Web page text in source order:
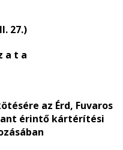
27.)
a t a
az Érd, Fuvaros
érintő kártérítési